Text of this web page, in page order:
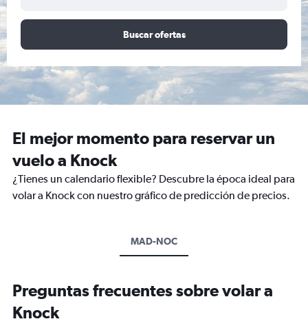
Buscar ofertas
El mejor momento para reservar un
vuelo a Knock
¿Tienes un calendario flexible? Descubre la época ideal para
volar a Knock con nuestro gráfico de predicción de precios.
MAD-NOC
Preguntas frecuentes sobre volar a
Knock